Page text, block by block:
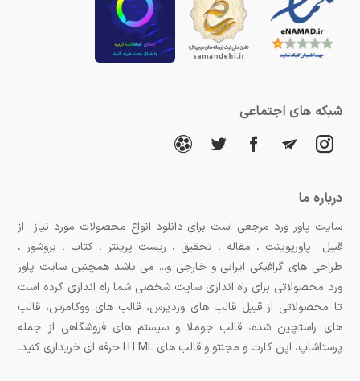
شبکه های اجتماعی
درباره ما
سایت پاور ورد مرجعی است برای دانلود انواع محصولات مورد نیاز از
قبیل پاورپوینت ، مقاله ، تحقیق ، ریست پرینتر ، کتاب ، بروشور ،
طراحی های گرافیکی ایرانی و خارجی و... می باشد همچنین سایت پاور
ورد محصولاتی برای راه اندازی سایت شخصی شما راه اندازی کرده است
تا محصولاتی از قبیل قالب های وردپرس، قالب های ووکامرس، قالب
های راستچین شده، قالب جوملا و سیستم های فروشگاهی از جمله
پرستاشاپ، اپن کارت و مجنتو و قالب های HTML حرفه ای خریداری کنید.